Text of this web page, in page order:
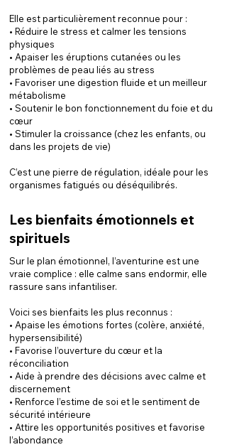
Elle est particulièrement reconnue pour :
• Réduire le stress et calmer les tensions
physiques
• Apaiser les éruptions cutanées ou les
problèmes de peau liés au stress
• Favoriser une digestion fluide et un meilleur
métabolisme
• Soutenir le bon fonctionnement du foie et du
cœur
• Stimuler la croissance (chez les enfants, ou
dans les projets de vie)
C’est une pierre de régulation, idéale pour les
organismes fatigués ou déséquilibrés.
Les bienfaits émotionnels et
spirituels
Sur le plan émotionnel, l’aventurine est une
vraie complice : elle calme sans endormir, elle
rassure sans infantiliser.
Voici ses bienfaits les plus reconnus :
• Apaise les émotions fortes (colère, anxiété,
hypersensibilité)
• Favorise l’ouverture du cœur et la
réconciliation
• Aide à prendre des décisions avec calme et
discernement
• Renforce l’estime de soi et le sentiment de
sécurité intérieure
• Attire les opportunités positives et favorise
l’abondance